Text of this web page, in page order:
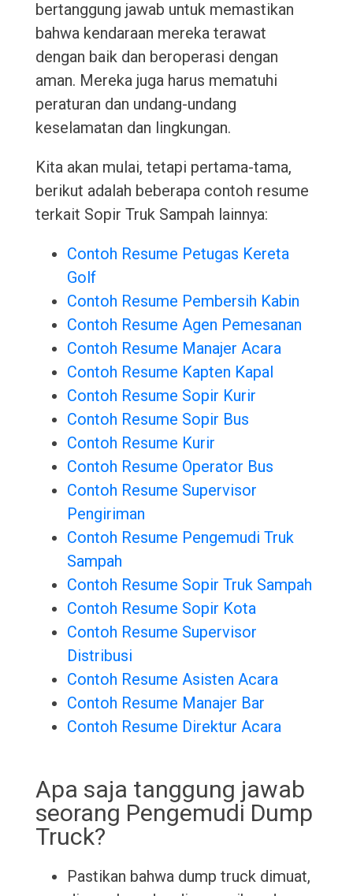
bertanggung jawab untuk memastikan
bahwa kendaraan mereka terawat
dengan baik dan beroperasi dengan
aman. Mereka juga harus mematuhi
peraturan dan undang-undang
keselamatan dan lingkungan.
Kita akan mulai, tetapi pertama-tama,
berikut adalah beberapa contoh resume
terkait Sopir Truk Sampah lainnya:
Contoh Resume Petugas Kereta
Golf
Contoh Resume Pembersih Kabin
Contoh Resume Agen Pemesanan
Contoh Resume Manajer Acara
Contoh Resume Kapten Kapal
Contoh Resume Sopir Kurir
Contoh Resume Sopir Bus
Contoh Resume Kurir
Contoh Resume Operator Bus
Contoh Resume Supervisor
Pengiriman
Contoh Resume Pengemudi Truk
Sampah
Contoh Resume Sopir Truk Sampah
Contoh Resume Sopir Kota
Contoh Resume Supervisor
Distribusi
Contoh Resume Asisten Acara
Contoh Resume Manajer Bar
Contoh Resume Direktur Acara
Apa saja tanggung jawab
seorang Pengemudi Dump
Truck?
Pastikan bahwa dump truck dimuat,